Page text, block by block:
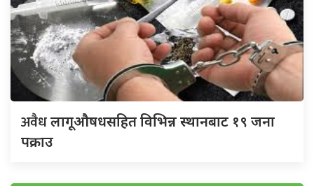
अवैधलागूऔषधसहित विभिन्न स्थानबाट १९ जना
पक्राउ